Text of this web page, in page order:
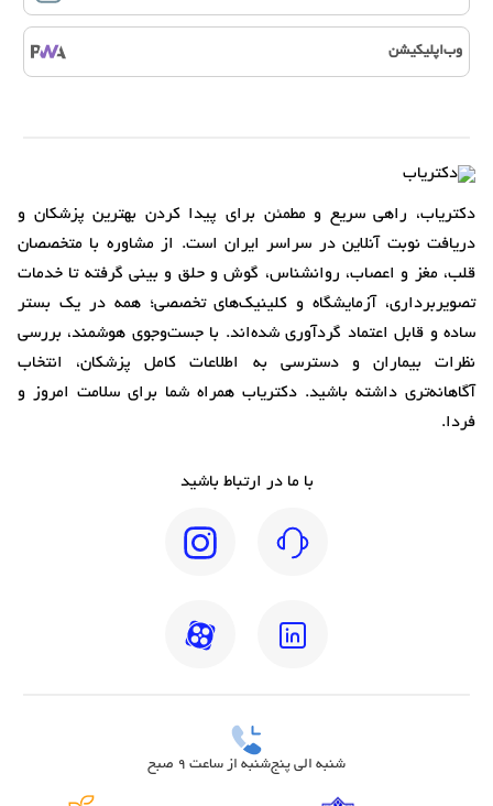
وب‌اپلیکیشن
دکتریاب، راهی سریع و مطمئن برای پیدا کردن بهترین پزشکان و
دریافت نوبت آنلاین در سراسر ایران است. از مشاوره با متخصصان
قلب، مغز و اعصاب، روانشناس، گوش و حلق و بینی گرفته تا خدمات
تصویربرداری، آزمایشگاه و کلینیک‌های تخصصی؛ همه در یک بستر
ساده و قابل اعتماد گردآوری شده‌اند. با جست‌وجوی هوشمند، بررسی
نظرات بیماران و دسترسی به اطلاعات کامل پزشکان، انتخاب
آگاهانه‌تری داشته باشید. دکتریاب همراه شما برای سلامت امروز و
فردا.
با ما در ارتباط باشید
شنبه الی پنج‌شنبه از ساعت 9 صبح